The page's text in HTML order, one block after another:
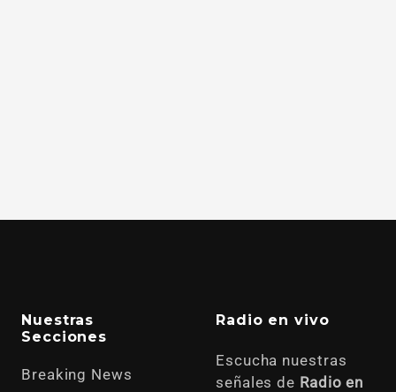
Nuestras
Secciones
Breaking News
Radio en vivo
Escucha nuestras
señales de Radio en